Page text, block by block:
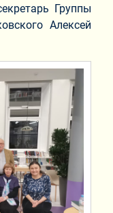
Группы
Алексей